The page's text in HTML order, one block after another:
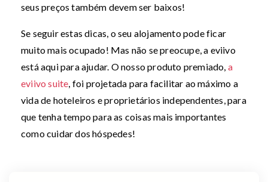
seus preços também devem ser baixos!
Se seguir estas dicas, o seu alojamento pode ficar
muito mais ocupado! Mas não se preocupe, a eviivo
está aqui para ajudar. O nosso produto premiado, a
eviivo suite, foi projetada para facilitar ao máximo a
vida de hoteleiros e proprietários independentes, para
que tenha tempo para as coisas mais importantes
como cuidar dos hóspedes!